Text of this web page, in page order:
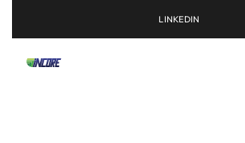
LINKEDIN